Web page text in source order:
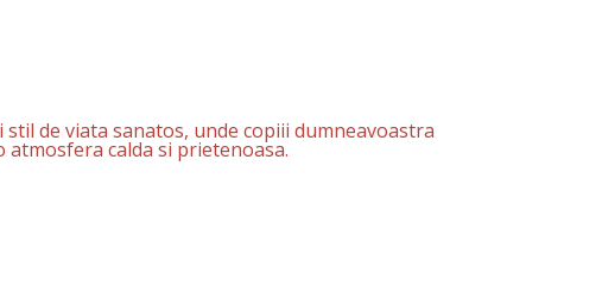
de viata sanatos, unde copiii dumneavoastra
calda si prietenoasa.